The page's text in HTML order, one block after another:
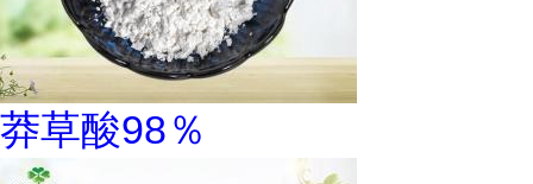
莽草酸98％